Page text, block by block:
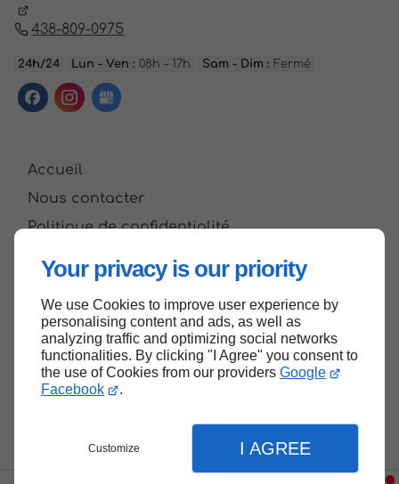
Your privacy is our priority
We use Cookies to improve user experience by
personalising content and ads, as well as
analyzing traffic and optimizing social networks
functionalities. By clicking "I Agree" you consent to
the use of Cookies from our providers Google
Facebook
.
Customize I AGREE
438-809-0975
24h/24 Lun - Ven : 08h - 17h Sam - Dim : Fermé
Accueil
Nous contacter
Politique de confidentialité
Haut de page